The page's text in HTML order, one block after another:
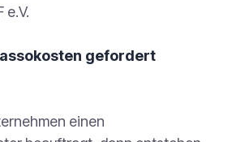
e.V.
gefordert
einen